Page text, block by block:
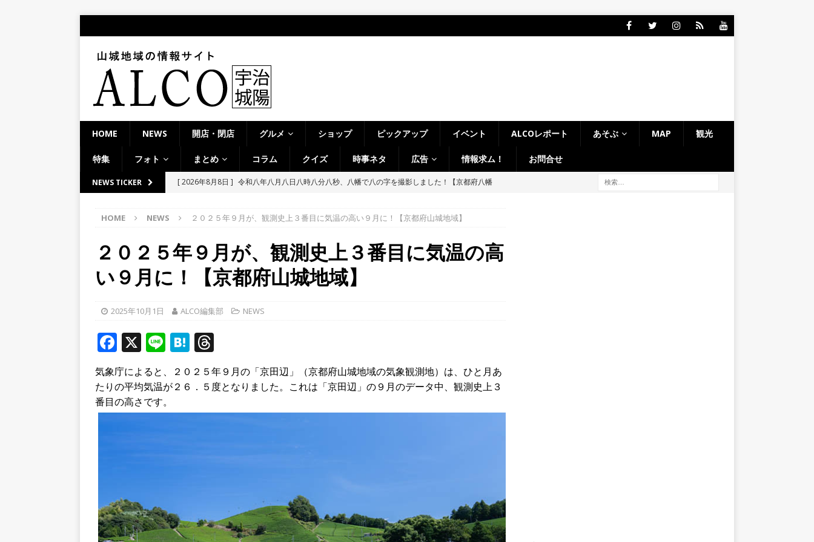
HOME NEWS 開店・閉店 グルメ ショップ ピックアップ イベント ALCOレポート あそぶ MAP 観光
特集 フォト まとめ コラム クイズ 時事ネタ 広告 情報求ム！ お問合せ
NEWS TICKER [ 2026年8月8日 ] ＜週刊ALCO＞8月1日～7日の京都府山城地域【ひんやり美味しいかき氷！／七
[ 2026年8月7日 ] 8月7日、塔の島で「ホコランタン・プロジェクト2026」を楽しんできました！
学生さんたち手作りのランタン並ぶ【京都府宇治市】
時事ネタ
[ 2026年8月6日 ] ８月３日、クマと思われる動物が確認されました。国道307号奥山田茶屋トンネ
ルから甲賀市に向かって約400mの農地【京都府宇治田原町】
[ 2026年8月8日 ]
[ 2026年8月8日 ]
市】
NEWS
HOME NEWS ２０２５年９月が、観測史上３番目に気温の高い９月に！【京都府山城地域】
２０２５年９月が、観測史上３番目に気温の高
い９月に！【京都府山城地域】
2025年10月1日 ALCO編集部 NEWS
F
a
c
e
b
X Li
n
e
H
at
e
a
h
r
e
a
気象庁によると、２０２５年９月の「京田辺」（京都府山城地域の気象観測地）は、ひと月あ
たりの平均気温が２６．５度となりました。これは「京田辺」の９月のデータ中、観測史上３
番目の高さです。